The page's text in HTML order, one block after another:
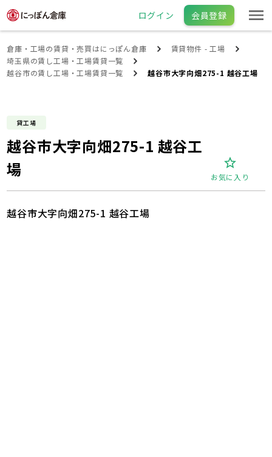
ログイン 会員登録
倉庫・工場の賃貸・売買はにっぽん倉庫
賃貸物件 - 工場
埼玉県の賃し工場・工場賃貸一覧
越谷市の賃し工場・工場賃貸一覧
越谷市大字向畑275-1 越谷工場
貸工場
越谷市大字向畑275-1 越谷工
場
お気に入り
越谷市大字向畑275-1 越谷工場